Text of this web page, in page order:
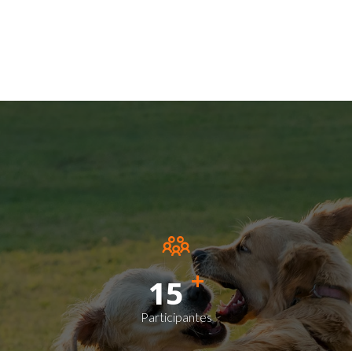
15 +
Participantes